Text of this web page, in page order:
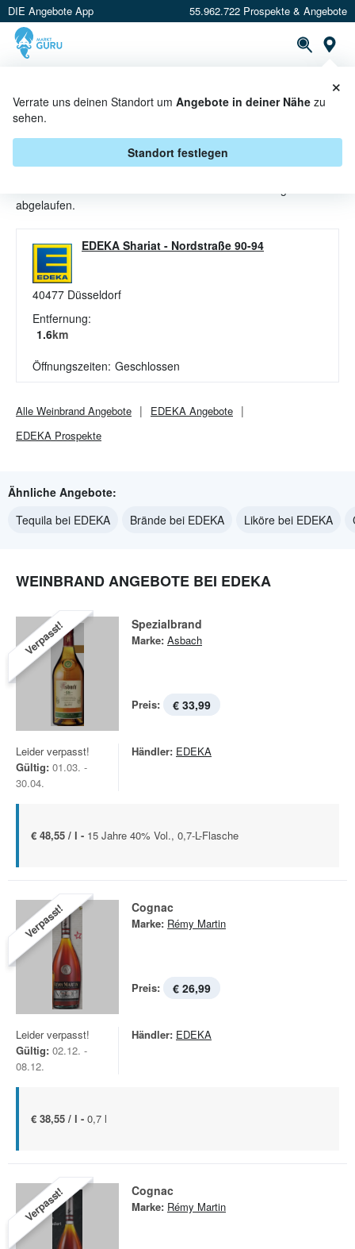
DIE Angebote App 55.962.722 Prospekte & Angebote
Verrate uns deinen Standort um Angebote in deiner Nähe zu
sehen.
Standort festlegen
×
WEINBRAND ANGEBOTE &
AKTIONEN BEI EDEKA
abgelaufen.
EDEKA Shariat - Nordstraße 90-94
40477 Düsseldorf
Entfernung:
1.6km
Öffnungszeiten: Geschlossen
Alle Weinbrand Angebote EDEKA Angebote
EDEKA Prospekte
Ähnliche Angebote:
Tequila bei EDEKA
Brände bei EDEKA Liköre bei EDEKA
WEINBRAND ANGEBOTE BEI EDEKA
Verpasst! Spezialbrand
Marke: Asbach
Preis: € 33,99
Leider verpasst!
Gültig: 01.03. -
30.04.
Händler: EDEKA
€ 48,55 / l - 15 Jahre 40% Vol., 0,7-L-Flasche
Verpasst! Cognac
Marke: Rémy Martin
Preis: € 26,99
Leider verpasst!
Gültig: 02.12. -
08.12.
Händler: EDEKA
€ 38,55 / l - 0,7 l
Verpasst! Cognac
Marke: Rémy Martin